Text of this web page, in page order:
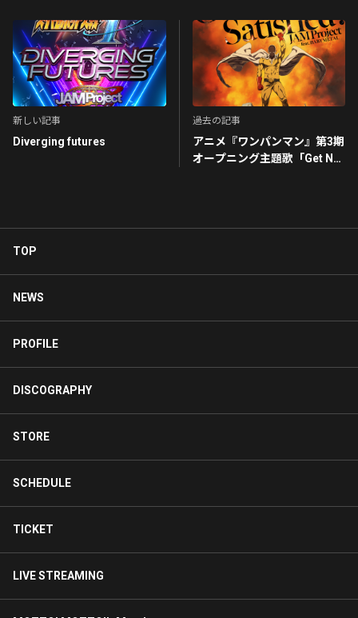
新しい記事
Diverging futures
過去の記事
アニメ『ワンパンマン』第3期
オープニング主題歌「Get No
TOP
NEWS
PROFILE
DISCOGRAPHY
STORE
SCHEDULE
TICKET
LIVE STREAMING